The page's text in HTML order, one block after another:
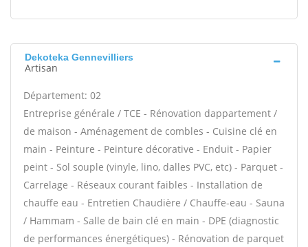
Dekoteka Gennevilliers
Artisan
Département: 02
Entreprise générale / TCE - Rénovation dappartement /
de maison - Aménagement de combles - Cuisine clé en
main - Peinture - Peinture décorative - Enduit - Papier
peint - Sol souple (vinyle, lino, dalles PVC, etc) - Parquet -
Carrelage - Réseaux courant faibles - Installation de
chauffe eau - Entretien Chaudière / Chauffe-eau - Sauna
/ Hammam - Salle de bain clé en main - DPE (diagnostic
de performances énergétiques) - Rénovation de parquet